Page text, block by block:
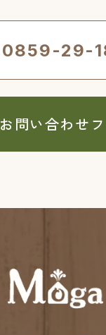
0859-29-
お問い合わせ